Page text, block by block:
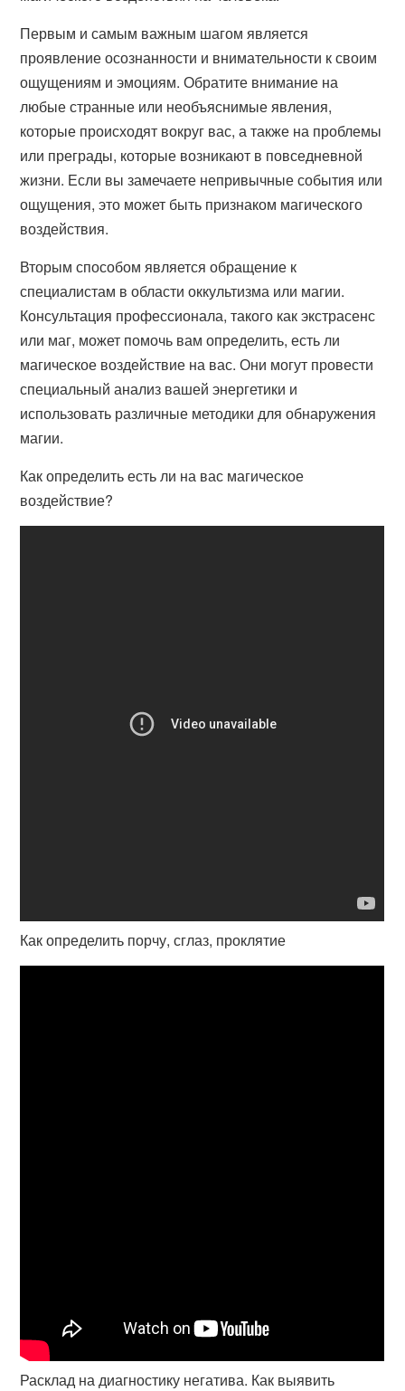
Первым и самым важным шагом является
проявление осознанности и внимательности к своим
ощущениям и эмоциям. Обратите внимание на
любые странные или необъяснимые явления,
которые происходят вокруг вас, а также на проблемы
или преграды, которые возникают в повседневной
жизни. Если вы замечаете непривычные события или
ощущения, это может быть признаком магического
воздействия.
Вторым способом является обращение к
специалистам в области оккультизма или магии.
Консультация профессионала, такого как экстрасенс
или маг, может помочь вам определить, есть ли
магическое воздействие на вас. Они могут провести
специальный анализ вашей энергетики и
использовать различные методики для обнаружения
магии.
Как определить есть ли на вас магическое
воздействие?
Как определить порчу, сглаз, проклятие
Расклад на диагностику негатива. Как выявить